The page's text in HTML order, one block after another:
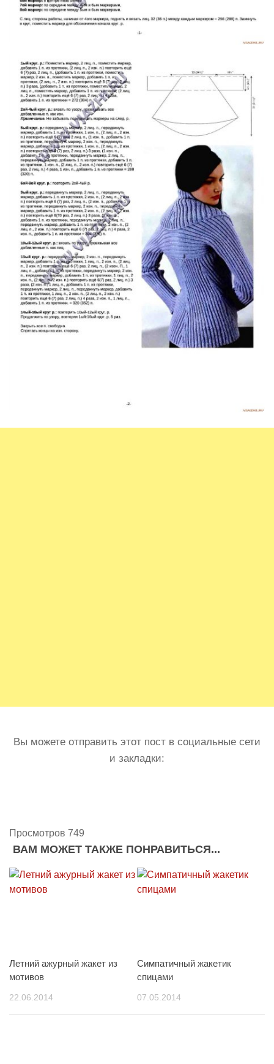
Вы можете отправить этот пост в социальные сети
и закладки:
Просмотров 749
ВАМ МОЖЕТ ТАКЖЕ ПОНРАВИТЬСЯ...
Летний ажурный жакет из
мотивов
22.06.2014
Симпатичный жакетик
спицами
07.05.2014